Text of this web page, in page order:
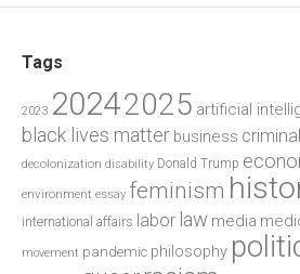
Tags
2023 20242025 artificial
black lives matter business
decolonization disability Donald Trump
environment essay feminism
international affairs labor law media
movement pandemic philosophy